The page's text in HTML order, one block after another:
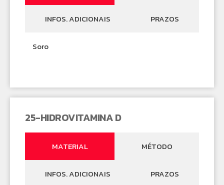
INFOS. ADICIONAIS PRAZOS
Soro
25-HIDROVITAMINA D
MATERIAL MÉTODO
INFOS. ADICIONAIS PRAZOS